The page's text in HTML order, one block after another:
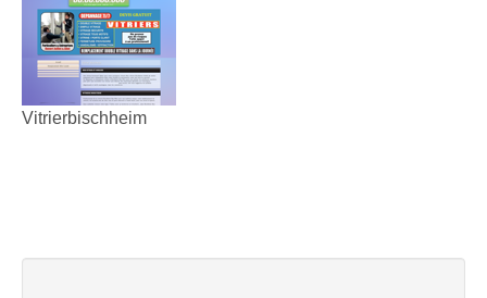
Vitrierbischheim